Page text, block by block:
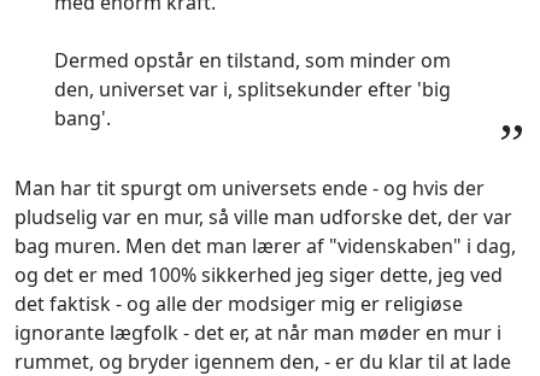
Dermed opstår en tilstand, som minder om
den, universet var i, splitsekunder efter 'big
bang'.
”
Man har tit spurgt om universets ende - og hvis der
pludselig var en mur, så ville man udforske det, der var
bag muren. Men det man lærer af "videnskaben" i dag,
og det er med 100% sikkerhed jeg siger dette, jeg ved
det faktisk - og alle der modsiger mig er religiøse
ignorante lægfolk - det er, at når man møder en mur i
rummet, og bryder igennem den, - er du klar til at lade